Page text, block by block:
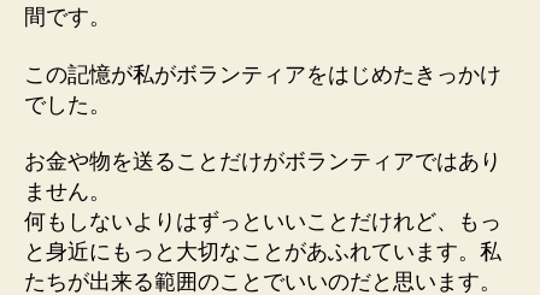
間です。
この記憶が私がボランティアをはじめたきっかけ
でした。
お金や物を送ることだけがボランティアではあり
ません。
何もしないよりはずっといいことだけれど、もっ
と身近にもっと大切なことがあふれています。私
たちが出来る範囲のことでいいのだと思います。